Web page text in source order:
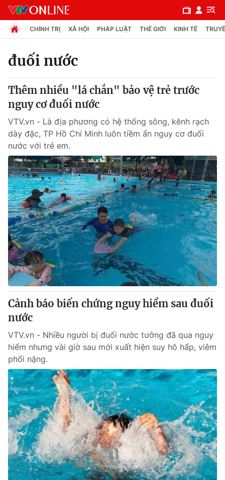
Chuyên mục
Chính trị
Xã hội
Pháp luật
Y tế
Thế giới
Tin tức
Thế giới đó đây
Câu chuyện quốc tế
Kinh tế
Tài chính
Thị trường
Góc doanh nghiệp
Dữ liệu và đời sống
Truyền hình
Hậu trường
Nhân vật
Khán giả
Giải sao mai
Giải trí
Điện ảnh
Âm nhạc
Sao
Đời sống
Du lịch
Làm đẹp
Chất lượng cuộc sống
Giáo dục
Tuyển sinh
Học trực tuyến
Công nghệ
Hitech Công nghệ tương lai
Sản phẩm
Giao lưu trực tuyến
CHÍNH TRỊ XÃ HỘI PHÁP LUẬT THẾ GIỚI KINH TẾ
đuối nước
Thêm nhiều "lá chắn" bảo vệ trẻ trước
nguy cơ đuối nước
VTV.vn - Là địa phương có hệ thống sông, kênh rạch
dày đặc, TP Hồ Chí Minh luôn tiềm ẩn nguy cơ đuối
nước với trẻ em.
Cảnh báo biến chứng nguy hiểm sau đuối
nước
VTV.vn - Nhiều người bị đuối nước tưởng đã qua nguy
hiểm nhưng vài giờ sau mới xuất hiện suy hô hấp, viêm
phổi nặng.